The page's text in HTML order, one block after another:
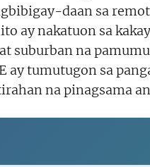
daan sa
ay nakatuon sa
suburban na
ay tumutugon sa
na pinagsama